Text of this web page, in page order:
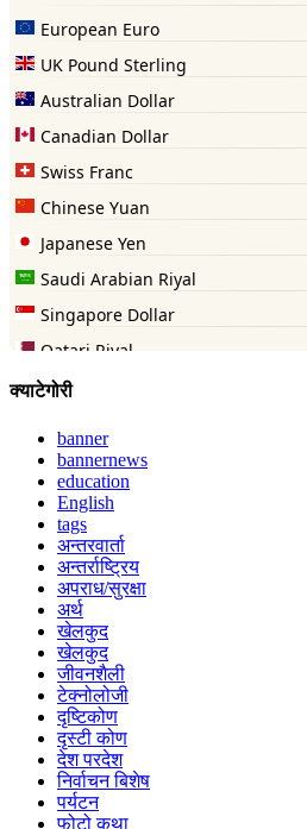
क्याटेगोरी
banner
bannernews
education
English
tags
अन्तरवार्ता
अन्तर्राष्ट्रिय
अपराध/सुरक्षा
अर्थ
खेलकुद
खेलकुद
जीवनशैली
टेक्नोलोजी
दृष्टिकोण
दृस्टी कोण
देश परदेश
निर्वाचन बिशेष
पर्यटन
फोटो कथा